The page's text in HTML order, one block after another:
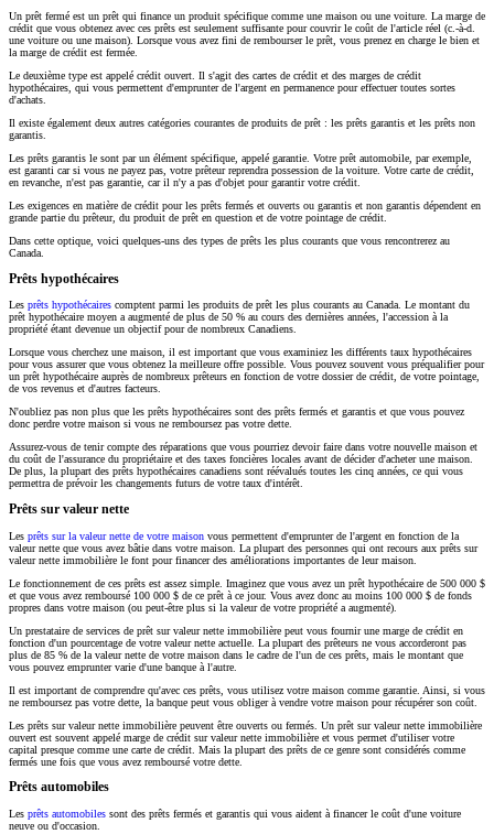
Un prêt fermé est un prêt qui finance un produit spécifique comme une maison ou une voiture. La marge de
crédit que vous obtenez avec ces prêts est seulement suffisante pour couvrir le coût de l'article réel (c.-à-d.
une voiture ou une maison). Lorsque vous avez fini de rembourser le prêt, vous prenez en charge le bien et
la marge de crédit est fermée.
Le deuxième type est appelé crédit ouvert. Il s'agit des cartes de crédit et des marges de crédit
hypothécaires, qui vous permettent d'emprunter de l'argent en permanence pour effectuer toutes sortes
d'achats.
Il existe également deux autres catégories courantes de produits de prêt : les prêts garantis et les prêts non
garantis.
Les prêts garantis le sont par un élément spécifique, appelé garantie. Votre prêt automobile, par exemple,
est garanti car si vous ne payez pas, votre prêteur reprendra possession de la voiture. Votre carte de crédit,
en revanche, n'est pas garantie, car il n'y a pas d'objet pour garantir votre crédit.
Les exigences en matière de crédit pour les prêts fermés et ouverts ou garantis et non garantis dépendent en
grande partie du prêteur, du produit de prêt en question et de votre pointage de crédit.
Dans cette optique, voici quelques-uns des types de prêts les plus courants que vous rencontrerez au
Canada.
Prêts hypothécaires
Les prêts hypothécaires comptent parmi les produits de prêt les plus courants au Canada. Le montant du
prêt hypothécaire moyen a augmenté de plus de 50 % au cours des dernières années, l'accession à la
propriété étant devenue un objectif pour de nombreux Canadiens.
Lorsque vous cherchez une maison, il est important que vous examiniez les différents taux hypothécaires
pour vous assurer que vous obtenez la meilleure offre possible. Vous pouvez souvent vous préqualifier pour
un prêt hypothécaire auprès de nombreux prêteurs en fonction de votre dossier de crédit, de votre pointage,
de vos revenus et d'autres facteurs.
N'oubliez pas non plus que les prêts hypothécaires sont des prêts fermés et garantis et que vous pouvez
donc perdre votre maison si vous ne remboursez pas votre dette.
Assurez-vous de tenir compte des réparations que vous pourriez devoir faire dans votre nouvelle maison et
du coût de l'assurance du propriétaire et des taxes foncières locales avant de décider d'acheter une maison.
De plus, la plupart des prêts hypothécaires canadiens sont réévalués toutes les cinq années, ce qui vous
permettra de prévoir les changements futurs de votre taux d'intérêt.
Prêts sur valeur nette
Les prêts sur la valeur nette de votre maison vous permettent d'emprunter de l'argent en fonction de la
valeur nette que vous avez bâtie dans votre maison. La plupart des personnes qui ont recours aux prêts sur
valeur nette immobilière le font pour financer des améliorations importantes de leur maison.
Le fonctionnement de ces prêts est assez simple. Imaginez que vous avez un prêt hypothécaire de 500 000 $
et que vous avez remboursé 100 000 $ de ce prêt à ce jour. Vous avez donc au moins 100 000 $ de fonds
propres dans votre maison (ou peut-être plus si la valeur de votre propriété a augmenté).
Un prestataire de services de prêt sur valeur nette immobilière peut vous fournir une marge de crédit en
fonction d'un pourcentage de votre valeur nette actuelle. La plupart des prêteurs ne vous accorderont pas
plus de 85 % de la valeur nette de votre maison dans le cadre de l'un de ces prêts, mais le montant que
vous pouvez emprunter varie d'une banque à l'autre.
Il est important de comprendre qu'avec ces prêts, vous utilisez votre maison comme garantie. Ainsi, si vous
ne remboursez pas votre dette, la banque peut vous obliger à vendre votre maison pour récupérer son coût.
Les prêts sur valeur nette immobilière peuvent être ouverts ou fermés. Un prêt sur valeur nette immobilière
ouvert est souvent appelé marge de crédit sur valeur nette immobilière et vous permet d'utiliser votre
capital presque comme une carte de crédit. Mais la plupart des prêts de ce genre sont considérés comme
fermés une fois que vous avez remboursé votre dette.
Prêts automobiles
Les prêts automobiles sont des prêts fermés et garantis qui vous aident à financer le coût d'une voiture
neuve ou d'occasion.